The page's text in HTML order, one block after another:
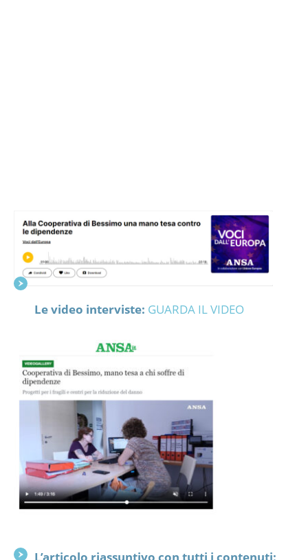
Le video interviste: GUARDA IL VIDEO